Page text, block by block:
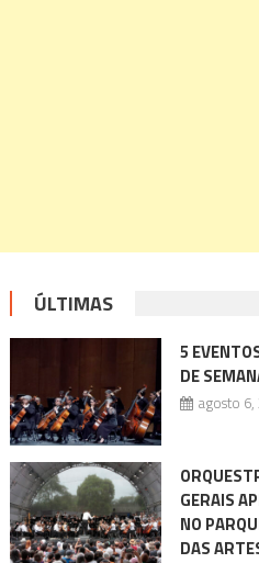
ÚLTIMAS
5
DE
agosto 6,
GERAIS
NO
DAS